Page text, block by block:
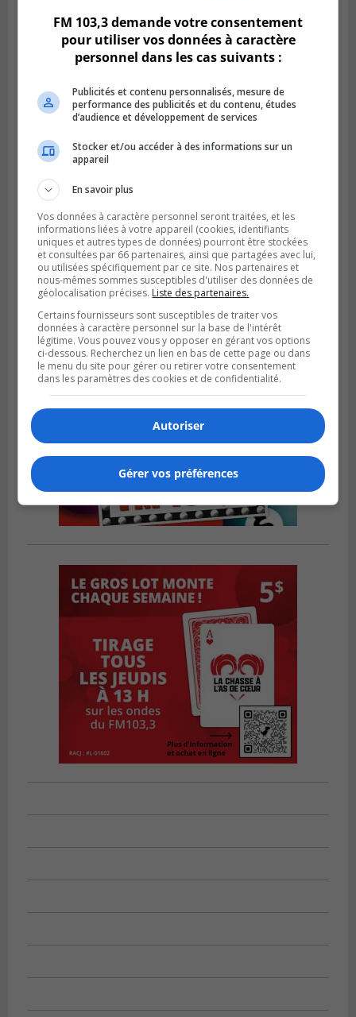
vers la victoire à Laval
LONGUEUIL
Publié le 5 août 2026 à 08h38
Les Ducs s’inclinent 4‑3 face à ABC 16U
dans un match serré à Longueuil
FM 103,3 demande votre consentement
pour utiliser vos données à caractère
personnel dans les cas suivants :
Publicités et contenu personnalisés, mesure de
performance des publicités et du contenu, études
d’audience et développement de services
Stocker et/ou accéder à des informations sur un
appareil
En savoir plus
Vos données à caractère personnel seront traitées, et les
informations liées à votre appareil (cookies, identifiants
uniques et autres types de données) pourront être stockées
et consultées par 66 partenaires, ainsi que partagées avec lui,
ou utilisées spécifiquement par ce site. Nos partenaires et
nous-mêmes sommes susceptibles d'utiliser des données de
géolocalisation précises. Liste des partenaires.
Certains fournisseurs sont susceptibles de traiter vos
données à caractère personnel sur la base de l'intérêt
légitime. Vous pouvez vous y opposer en gérant vos options
ci-dessous. Recherchez un lien en bas de cette page ou dans
le menu du site pour gérer ou retirer votre consentement
dans les paramètres des cookies et de confidentialité.
Autoriser
Gérer vos préférences